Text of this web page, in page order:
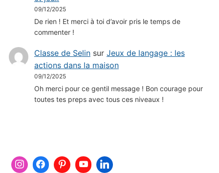
09/12/2025
De rien ! Et merci à toi d’avoir pris le temps de
commenter !
Classe de Selinsur Jeux de langage : les
actions dans la maison
09/12/2025
Oh merci pour ce gentil message ! Bon courage pour
toutes tes preps avec tous ces niveaux !